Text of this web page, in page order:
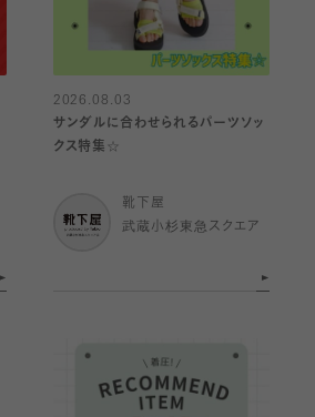
2026.08.03
サンダルに合わせられるパーツソッ
クス特集☆
靴下屋
武蔵小杉東急スクエア